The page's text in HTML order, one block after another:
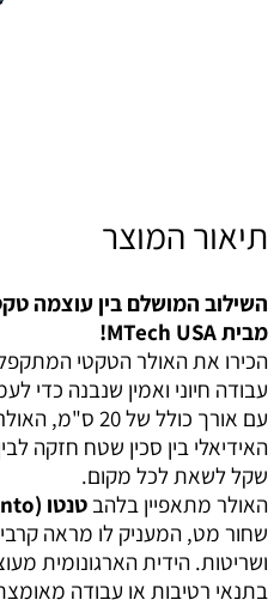
תיאור המוצר
השילוב המושלם בין עוצמה
מבית MTech USA!
עבודה חיוני ואמין שנבנה כדי
עם אורך כולל של
שקל לשאת לכל מקום.
האולר מתאפיין בלהב טנטו (Tanto)
שחור מט, המעניק לו מראה קרבי
ושריטות. הידית הארגונומית
בתנאי רטיבות או עבודה